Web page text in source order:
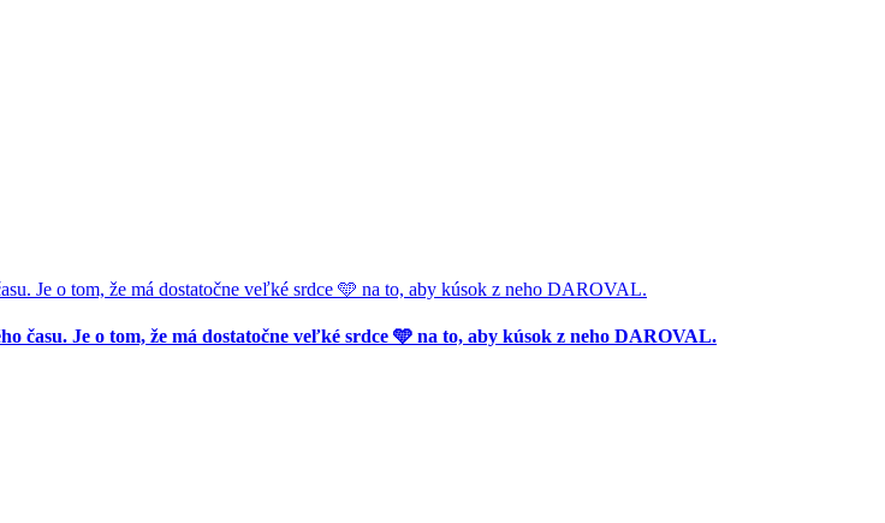
Je o tom, že má dostatočne veľké srdce 🩵 na to, aby kúsok z neho DAROVAL.
Je o tom, že má dostatočne veľké srdce 🩵 na to, aby kúsok z neho DAROVAL.